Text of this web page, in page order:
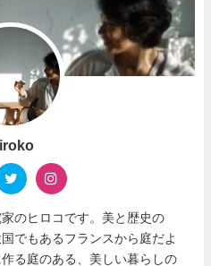
のヒロコです。美と歴史の
でもあるフランスから庭だよ
る庭のある、美しい暮らしの